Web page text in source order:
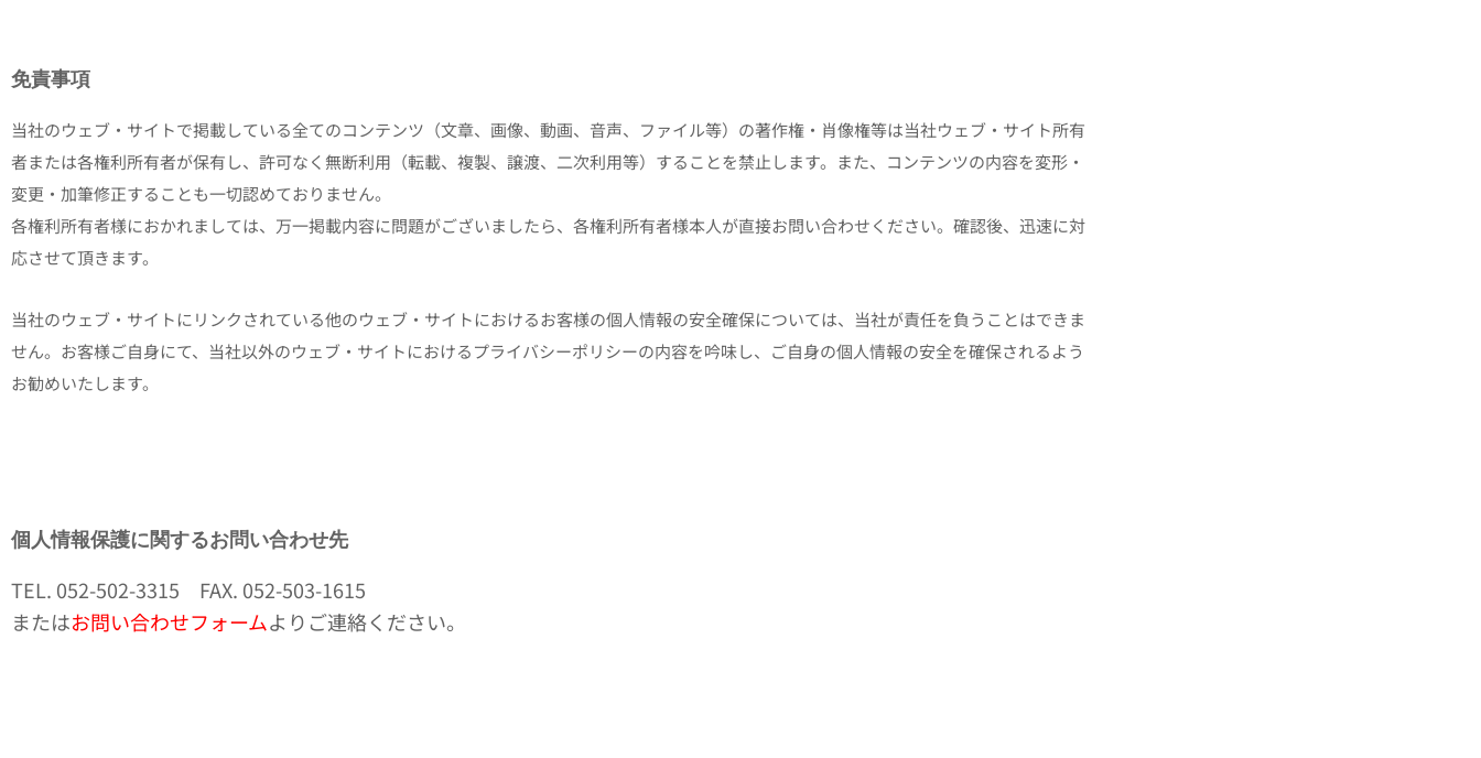
免責事項
当社のウェブ・サイトで掲載している全てのコンテンツ（文章、画像、動画、音声、ファイル等）の著作権・肖像権等は当社ウェブ・サイト所有
者または各権利所有者が保有し、許可なく無断利用（転載、複製、譲渡、二次利用等）することを禁止します。また、コンテンツの内容を変形・
変更・加筆修正することも一切認めておりません。
各権利所有者様におかれましては、万一掲載内容に問題がございましたら、各権利所有者様本人が直接お問い合わせください。確認後、迅速に対
応させて頂きます。
当社のウェブ・サイトにリンクされている他のウェブ・サイトにおけるお客様の個人情報の安全確保については、当社が責任を負うことはできま
せん。お客様ご自身にて、当社以外のウェブ・サイトにおけるプライバシーポリシーの内容を吟味し、ご自身の個人情報の安全を確保されるよう
お勧めいたします。
個人情報保護に関するお問い合わせ先
TEL. 052-502-3315 FAX. 052-503-1615
またはお問い合わせフォームよりご連絡ください。